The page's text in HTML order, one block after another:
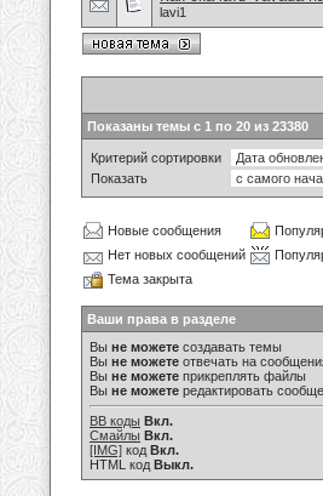
lavi1
Показаны темы с 1 по 20 из 23380
Критерий сортировки
Показать
Новые сообщения
Нет новых сообщений
Тема закрыта
Ваши права в разделе
Вы не можете создавать темы
Вы не можете отвечать на
Вы не можете прикреплять файлы
Вы не можете редактировать
BB коды Вкл.
Смайлы Вкл.
[IMG] код Вкл.
HTML код Выкл.